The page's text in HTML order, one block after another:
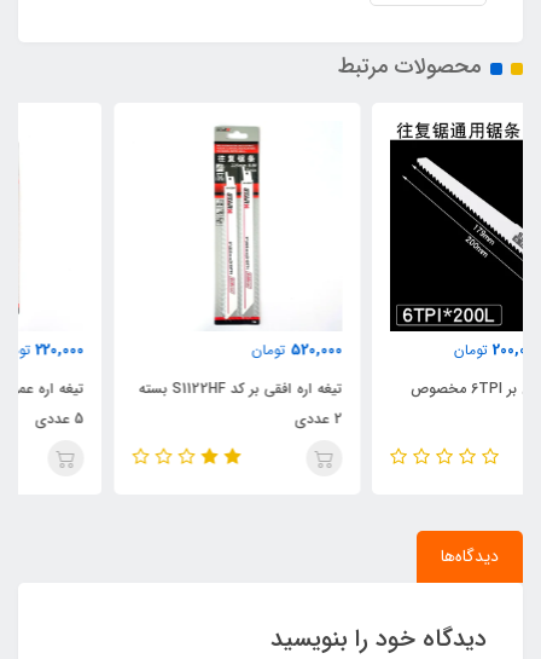
محصولات مرتبط
520,000
تیغه اره افقی بر کد S1122HF بسته
تیغه اره عمود بر کد T244D بسته
دیدگاه‌ها
دیدگاه خود را بنویسید